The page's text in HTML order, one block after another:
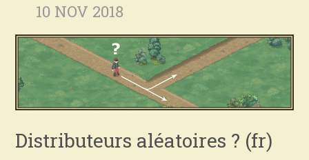
10 NOV 2018
Distributeurs aléatoires ? (fr)